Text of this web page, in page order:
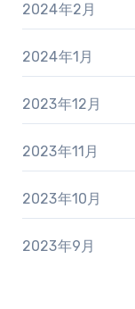
2024年2月
2024年1月
2023年12月
2023年11月
2023年10月
2023年9月